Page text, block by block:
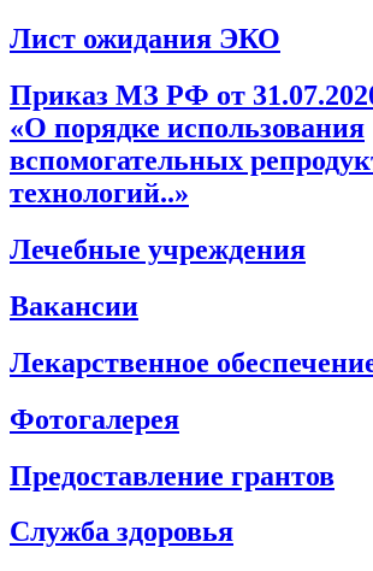
Лист ожидания ЭКО
Приказ МЗ РФ от
«О порядке использования
вспомогательных
технологий..»
Лечебные учреждения
Вакансии
Лекарственное
Фотогалерея
Предоставление грантов
Служба здоровья